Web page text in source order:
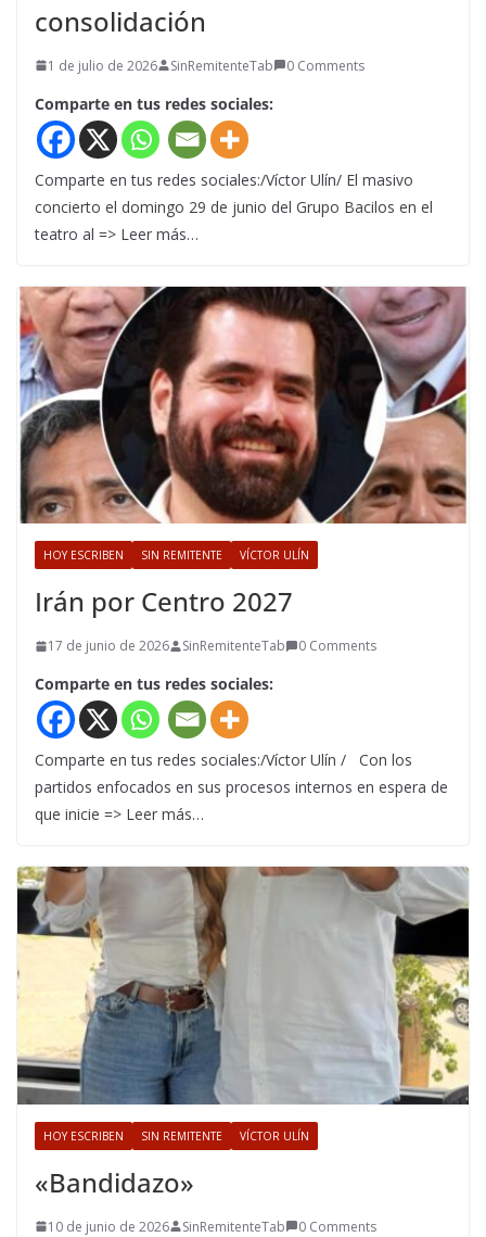
consolidación
1 de julio de 2026 SinRemitenteTab 0 Comments
Comparte en tus redes sociales:
Comparte en tus redes sociales:/Víctor Ulín/ El masivo
concierto el domingo 29 de junio del Grupo Bacilos en el
teatro al => Leer más…
HOY ESCRIBEN SIN REMITENTE VÍCTOR ULÍN
Irán por Centro 2027
17 de junio de 2026 SinRemitenteTab 0 Comments
Comparte en tus redes sociales:
Comparte en tus redes sociales:/Víctor Ulín / Con los
partidos enfocados en sus procesos internos en espera de
que inicie => Leer más…
HOY ESCRIBEN SIN REMITENTE VÍCTOR ULÍN
«Bandidazo»
10 de junio de 2026 SinRemitenteTab 0 Comments